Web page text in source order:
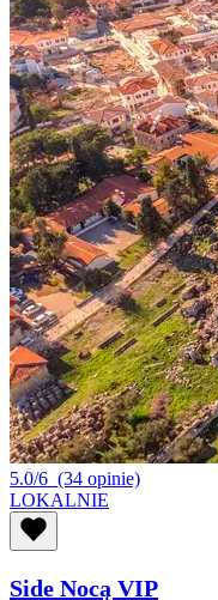
5.0/6 (34 opinie)
LOKALNIE
Side Nocą VIP